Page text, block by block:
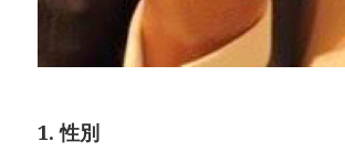
1. 性別